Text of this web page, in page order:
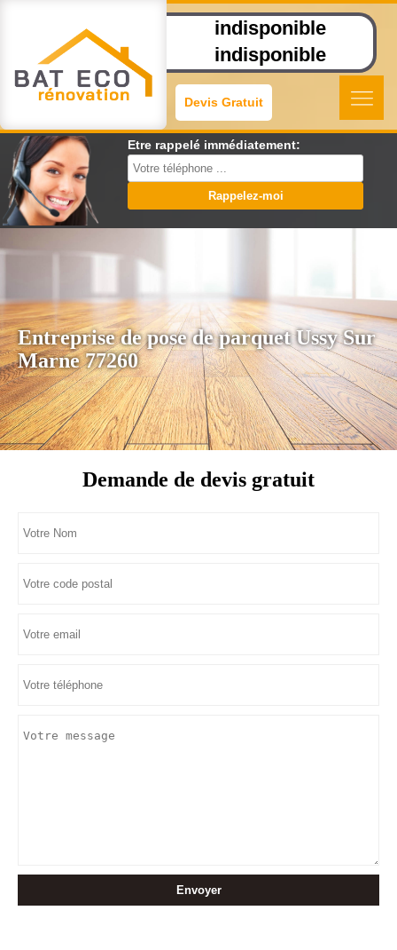
indisponible
indisponible
Devis Gratuit
Etre rappelé immédiatement:
Entreprise de pose de parquet Ussy Sur
Marne 77260
Demande de devis gratuit